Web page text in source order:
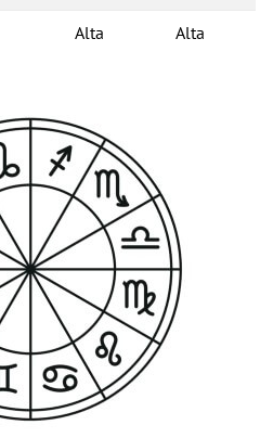
Alta Alta